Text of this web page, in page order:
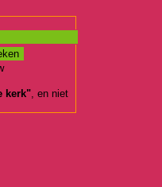
kerk", en niet